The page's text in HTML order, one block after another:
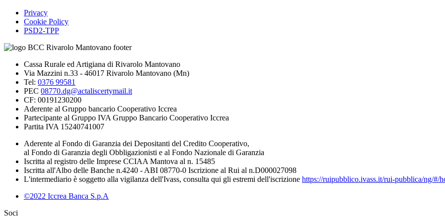
Privacy
Cookie Policy
PSD2-TPP
Cassa Rurale ed Artigiana di Rivarolo Mantovano
Via Mazzini n.33 - 46017 Rivarolo Mantovano (Mn)
Tel: 0376 99581
PEC 08770.dg@actaliscertymail.it
CF: 00191230200
Aderente al Gruppo bancario Cooperativo Iccrea
Partecipante al Gruppo IVA Gruppo Bancario Cooperativo Iccrea
Partita IVA 15240741007
Aderente al Fondo di Garanzia dei Depositanti del Credito Cooperativo,
al Fondo di Garanzia degli Obbligazionisti e al Fondo Nazionale di Garanzia
Iscritta al registro delle Imprese CCIAA Mantova al n. 15485
Iscritta all'Albo delle Banche n.4240 - ABI 08770-0 Iscrizione al Rui al n.D000027098
L'intermediario è soggetto alla vigilanza dell'Ivass, consulta qui gli estremi dell'iscrizione https://ruipubblico.ivass.it/rui-pubblica/ng/#/
©2022 Iccrea Banca S.p.A
Soci